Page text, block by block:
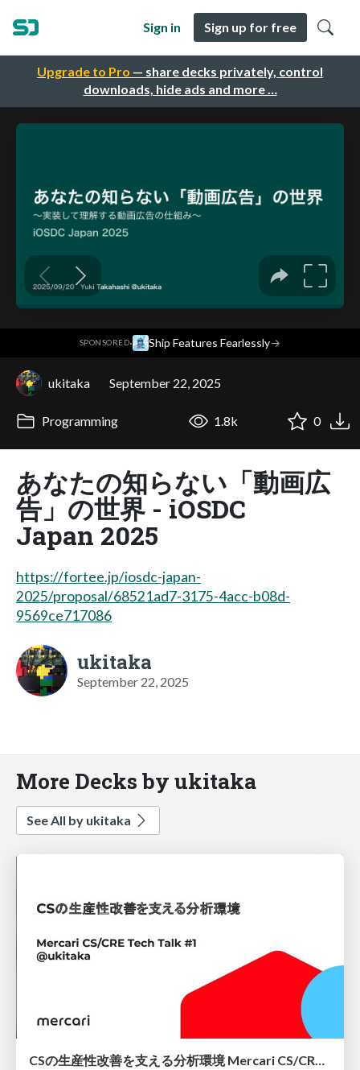
Upgrade to Pro — share decks privately, control
downloads, hide ads and more …
Sign in Sign up for free
SPONSORED· Ship Features Fearlessly→
ukitaka September 22, 2025
Programming 1.8k 0
あなたの知らない「動画広
告」の世界 - iOSDC
Japan 2025
https://fortee.jp/iosdc-japan-
2025/proposal/68521ad7-3175-4acc-b08d-
9569ce717086
ukitaka
September 22, 2025
More Decks by ukitaka
See All by ukitaka
CSの生産性改善を支える分析環境 Mercari CS/CRE Tech Talk #1